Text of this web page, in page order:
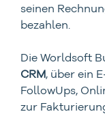
seinen
bezahlen.
Die Worldsoft
CRM, über ein
FollowUps,
zur